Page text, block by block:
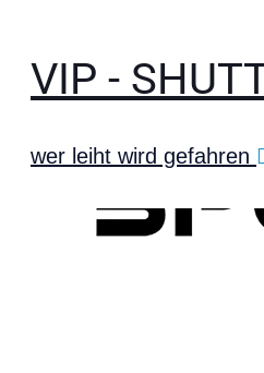
VIP -
wer leiht wird gefahren